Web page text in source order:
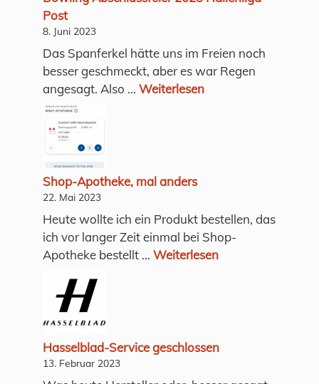
Post
8. Juni 2023
Das Spanferkel hätte uns im Freien noch
besser geschmeckt, aber es war Regen
angesagt. Also ... Weiterlesen
Shop-Apotheke, mal anders
22. Mai 2023
Heute wollte ich ein Produkt bestellen, das
ich vor langer Zeit einmal bei Shop-
Apotheke bestellt ... Weiterlesen
Hasselblad-Service geschlossen
13. Februar 2023